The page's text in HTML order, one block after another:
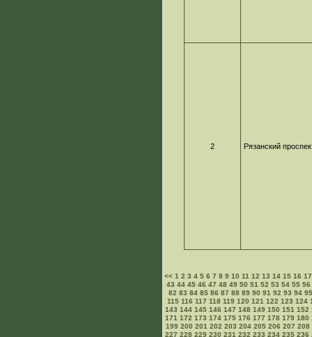
2 Рязанский
<<1 2 3 4 5 6 7 8 9 10 11 12 13 14 15 16 17
43 44 45 46 47 48 49 50 51 52 53 54 55 56
82 83 84 85 86 87 88 89 90 91 92 93 94 95
115 116 117 118 119 120 121 122 123 124
143 144 145 146 147 148 149 150 151 152
171 172 173 174 175 176 177 178 179 180
199 200 201 202 203 204 205 206 207 208
227 228 229 230 231 232 233 234 235 236